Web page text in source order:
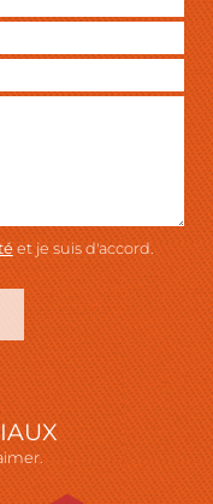
et je suis d'accord.